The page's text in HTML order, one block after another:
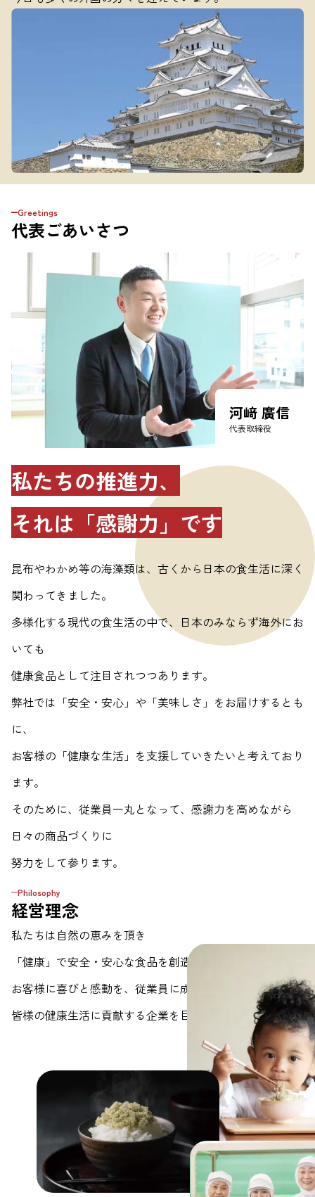
Greetings
代表ごあいさつ
河﨑 廣信
代表取締役
私たちの推進力、
それは「感謝力」です
昆布やわかめ等の海藻類は、古くから日本の食生活に深く
関わってきました。
多様化する現代の食生活の中で、日本のみならず海外にお
いても
健康食品として注目されつつあります。
弊社では「安全・安心」や「美味しさ」をお届けするとも
に、
お客様の「健康な生活」を支援していきたいと考えており
ます。
そのために、従業員一丸となって、感謝力を高めながら
日々の商品づくりに
努力をして参ります。
Philosophy
経営理念
私たちは自然の恵みを頂き
「健康」で安全・安心な食品を創造し提供する事で、
お客様に喜びと感動を、従業員に成長と幸福を与え続け、
皆様の健康生活に貢献する企業を目指します。